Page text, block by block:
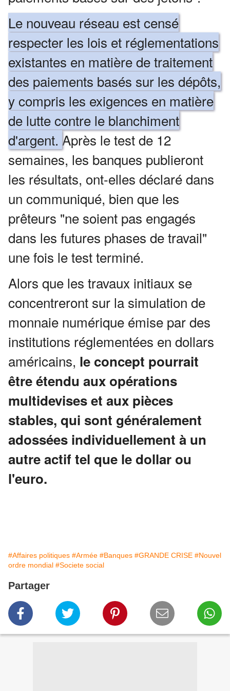
Le nouveau réseau est censé
respecter les lois et réglementations
existantes en matière de traitement
des paiements basés sur les dépôts,
y compris les exigences en matière
de lutte contre le blanchiment
d'argent. Après le test de 12
semaines, les banques publieront
les résultats, ont-elles déclaré dans
un communiqué, bien que les
prêteurs "ne soient pas engagés
dans les futures phases de travail"
une fois le test terminé.
Alors que les travaux initiaux se
concentreront sur la simulation de
monnaie numérique émise par des
institutions réglementées en dollars
américains, le concept pourrait
être étendu aux opérations
multidevises et aux pièces
stables, qui sont généralement
adossées individuellement à un
autre actif tel que le dollar ou
l'euro.
#Affaires politiques #Armée #Banques #GRANDE CRISE #Nouvel
ordre mondial #Societe social
Partager